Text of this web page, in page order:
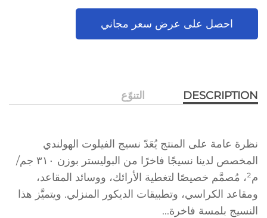
احصل على عرض سعر مجاني
DESCRIPTION التنوّع
نظرة عامة على المنتج يُعَدّ نسيج الفيلوت الهولندي
المخصص لدينا نسيجًا فاخرًا من البوليستر بوزن ٣١٠ جم/
م²، مُصمَّم خصيصًا لتغطية الأرائك، ووسائد المقاعد،
ومقاعد الكراسي، وتطبيقات الديكور المنزلي. ويتميَّز هذا
النسيج بلمسة فاخرة...